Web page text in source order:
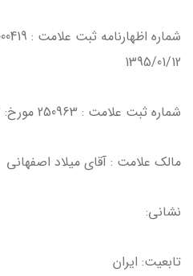
1395/01/12
شماره ثبت علامت : 250963 مورخ: 1395/04/12
مالك علامت : آقاي ميلاد اصفهاني
نشاني:
تابعيت: ايران